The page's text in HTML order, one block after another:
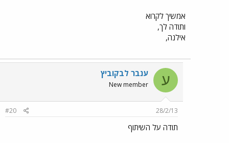
אמשיך לקרוא
ותודה לך,
אילנה,
ע ענבר לבקוביץ
New member
28/2/13
#20
תודה על השיתוף